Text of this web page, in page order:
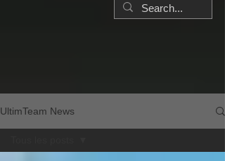
UltimTeam News